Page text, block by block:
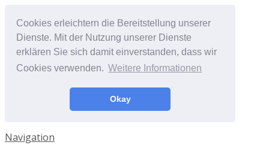
Cookies erleichtern die Bereitstellung unserer
Dienste. Mit der Nutzung unserer Dienste
erklären Sie sich damit einverstanden, dass wir
Cookies verwenden. Weitere Informationen
Okay
Navigation